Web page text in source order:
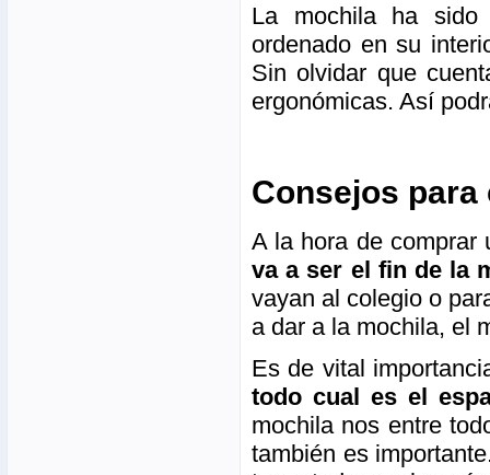
La mochila ha sido
ordenado en su
Sin olvidar que
ergonómicas. Así
Consejos
A la hora de comprar
va a ser el fin de la
vayan al colegio o
a dar a la mochila, el
Es de vital
todo cual es el
mochila nos entre
también es